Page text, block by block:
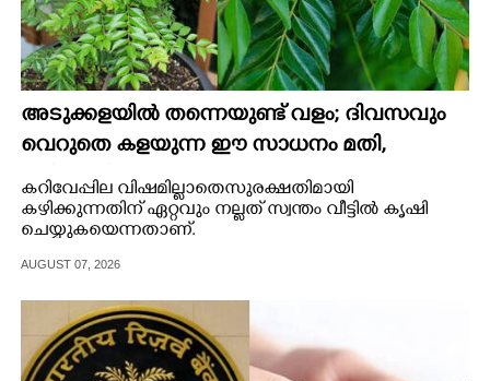
അടുക്കളയിൽ തന്നെയുണ്ട് വളം; ദിവസവും
വെറുതെ കളയുന്ന ഈ സാധനം മതി,
കറിവേപ്പില തഴച്ചുവളരും
കറിവേപ്പില വിഷമില്ലാതെ സുരക്ഷതിമായി
കഴിക്കുന്നതിന് ഏറ്റവും നല്ലത് സ്വന്തം വീട്ടിൽ കൃഷി
ചെയ്യുകയെന്നതാണ്.
AUGUST 07, 2026